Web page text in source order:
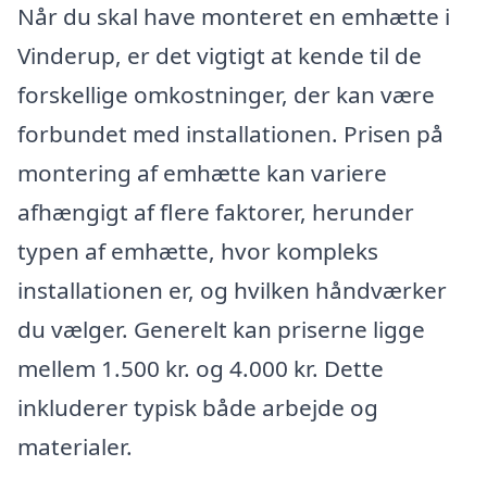
Når du skal have monteret en emhætte i
Vinderup, er det vigtigt at kende til de
forskellige omkostninger, der kan være
forbundet med installationen. Prisen på
montering af emhætte kan variere
afhængigt af flere faktorer, herunder
typen af emhætte, hvor kompleks
installationen er, og hvilken håndværker
du vælger. Generelt kan priserne ligge
mellem 1.500 kr. og 4.000 kr. Dette
inkluderer typisk både arbejde og
materialer.